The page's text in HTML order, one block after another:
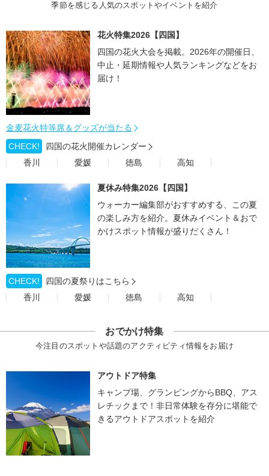
季節を感じる人気のスポットやイベントを紹介
花火特集2026【四国】
四国の花火大会を掲載。2026年の開催日、
中止・延期情報や人気ランキングなどをお
届け！
金麦花火特等席＆グッズが当たる
CHECK!
四国の花火開催カレンダー
香川
愛媛 徳島 高知
夏休み特集2026【四国】
ウォーカー編集部がおすすめする、この夏
の楽しみ方を紹介。夏休みイベント＆おで
かけスポット情報が盛りだくさん！
CHECK!
四国の夏祭りはこちら
香川
愛媛 徳島 高知
おでかけ特集
今注目のスポットや話題のアクティビティ情報をお届け
アウトドア特集
キャンプ場、グランピングからBBQ、アス
レチックまで！非日常体験を存分に堪能で
きるアウトドアスポットを紹介